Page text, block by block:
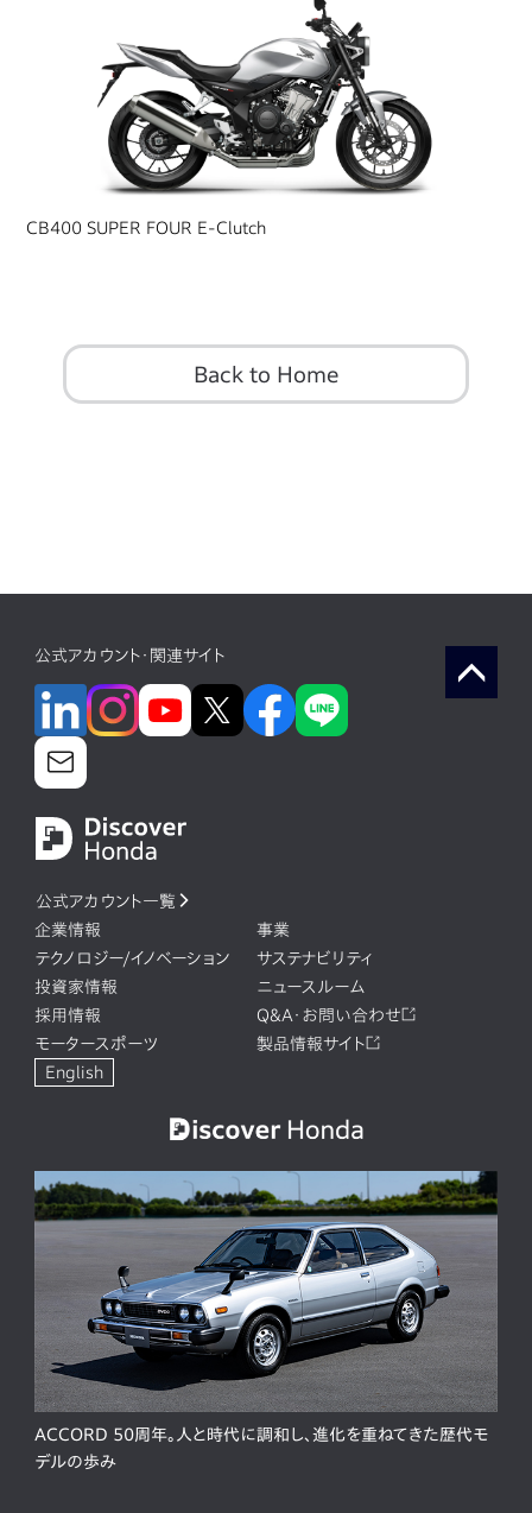
CB400 SUPER FOUR E-Clutch
Back to Home
公式アカウント・関連サイト
公式アカウント一覧
企業情報
事業
テクノロジー/イノベーション
サステナビリティ
投資家情報
ニュースルーム
採用情報
Q&A・お問い合わせ
モータースポーツ
製品情報サイト
English
ACCORD 50周年。人と時代に調和し、進化を重ねてきた歴代モ
デルの歩み